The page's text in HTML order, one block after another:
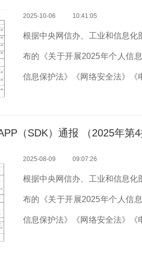
2025-10-06 10:41:05
根据中央网信办、工业和信息化
布的《关于开展2025年个人信
信息保护法》《网络安全法》《
（SDK）通报 （2025年第4
2025-08-09 09:07:26
根据中央网信办、工业和信息化
布的《关于开展2025年个人信
信息保护法》《网络安全法》《